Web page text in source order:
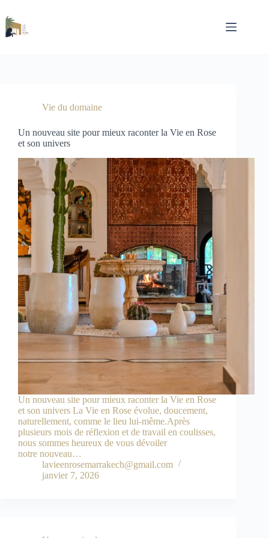
au
contenu
Vie du domaine
Un nouveau site pour mieux raconter la Vie en Rose
et son univers
Un nouveau site pour mieux raconter la Vie en Rose
et son univers La Vie en Rose évolue, doucement,
naturellement, comme le lieu lui-même.Après
plusieurs mois de réflexion et de travail en coulisses,
nous sommes heureux de vous dévoiler
notre nouveau…
lavieenrosemarrakech@gmail.com
janvier 7, 2026